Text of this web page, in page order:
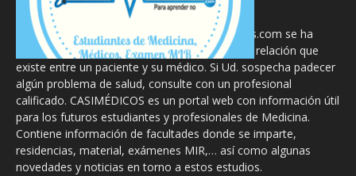
La información proporcionada en CasiMedicos.com se ha
diseñado para complementar, no substituir, la relación que
existe entre un paciente y su médico. Si Ud. sospecha padecer
algún problema de salud, consulte con un profesional
calificado. CASIMÉDICOS es un portal web con información útil
para los futuros estudiantes y profesionales de Medicina.
Contiene información de facultades donde se imparte,
residencias, material, exámenes MIR,… así como algunas
novedades y noticias en torno a estos estudios.